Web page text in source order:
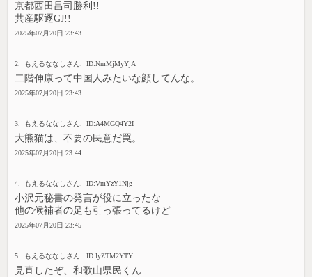
京都西田昌司勝利!!
共産駆逐GJ!!
2025年07月20日 23:43
2. もえるななしさん. ID:NmMjMyYjA
二階伸康って中国人みたいな顔してんな。
2025年07月20日 23:43
3. もえるななしさん. ID:A4MGQ4Y2I
大熊猫は、不要の民意だ罠。
2025年07月20日 23:44
4. もえるななしさん. ID:VmYzY1Njg
小沢元秘書の発言が役に立ったな
他の候補者の足も引っ張ってるけど
2025年07月20日 23:45
5. もえるななしさん. ID:IyZTM2YTY
見直したぞ、和歌山県民くん